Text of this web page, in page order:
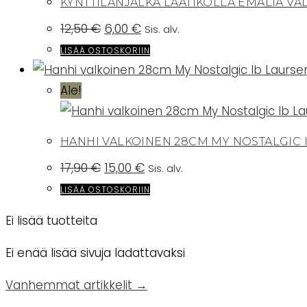
12,50€ Alkuperäinen
hinta
oli:
12,50 €.
6,00 €Nykyinen
hinta
on:
6,00 €.
Sis. alv.
LISÄÄ OSTOSKORIIN
Ale!
HANHI VALKOINEN 28CM MY NOSTALGIC
17,90€ Alkuperäinen
hinta
oli:
17,90 €.
15,00 €Nykyinen
hinta
on:
15,00 €.
Sis. alv.
LISÄÄ OSTOSKORIIN
Ei lisää tuotteita
Ei enää lisää sivuja ladattavaksi
Vanhemmat artikkelit →